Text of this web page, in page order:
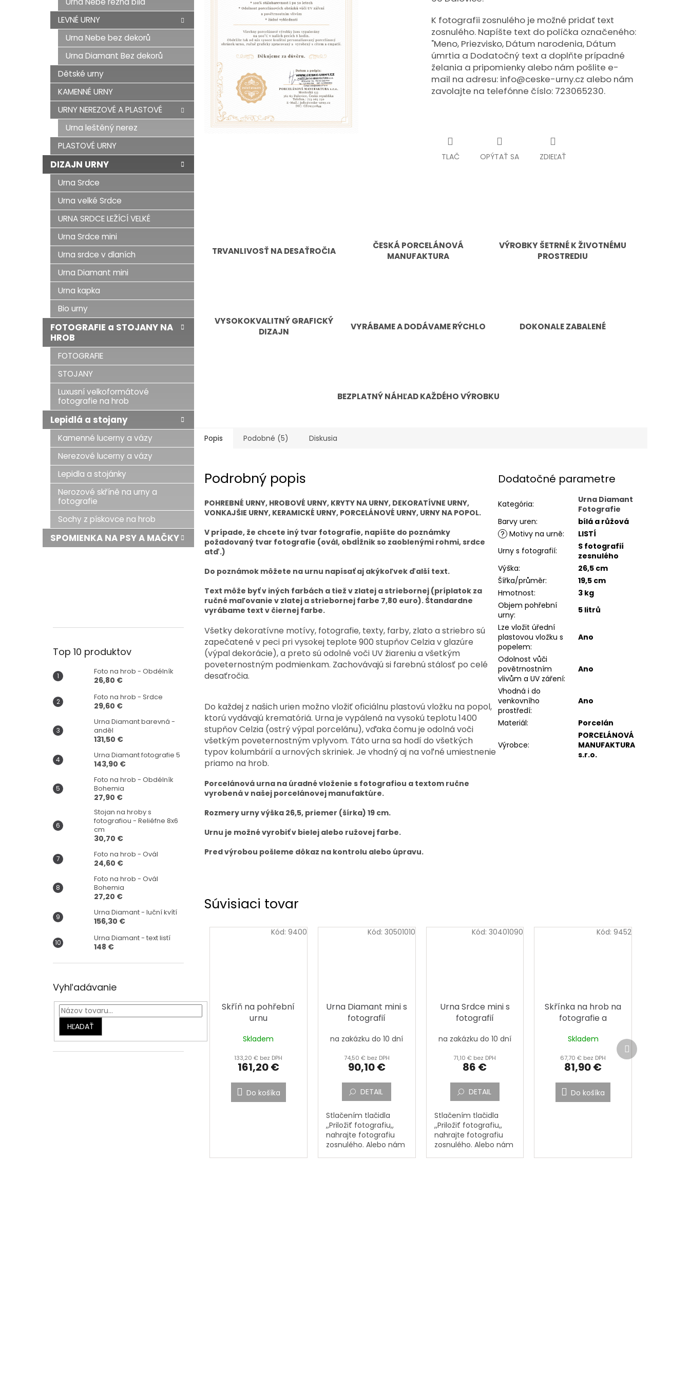
LEVNÉ URNY
Urna Nebe bez dekorů
Urna Diamant Bez dekorů
Dětské urny
KAMENNÉ URNY
URNY NEREZOVÉ A PLASTOVÉ
Urna leštěný nerez
PLASTOVÉ URNY
DIZAJN URNY
Urna Srdce
Urna velké Srdce
URNA SRDCE LEŽÍCÍ VELKÉ
Urna Srdce mini
Urna srdce v dlaních
Urna Diamant mini
Urna kapka
Bio urny
FOTOGRAFIE a STOJANY NA
HROB
FOTOGRAFIE
STOJANY
Luxusní velkoformátové
fotografie na hrob
Lepidlá a stojany
Kamenné lucerny a vázy
Nerezové lucerny a vázy
Lepidla a stojánky
Nerozové skříně na urny a
fotografie
Sochy z pískovce na hrob
SPOMIENKA NA PSY A MAČKY
Top 10 produktov
Foto na hrob - Obdélník
26,80 €
Foto na hrob - Srdce
29,60 €
Urna Diamant barevná -
anděl
131,50 €
Urna Diamant fotografie 5
143,90 €
Foto na hrob - Obdélník
Bohemia
27,90 €
Stojan na hroby s
fotografiou - Reliéfne 8x6
cm
30,70 €
Foto na hrob - Ovál
24,60 €
Foto na hrob - Ovál
Bohemia
27,20 €
Urna Diamant - luční kvítí
156,30 €
Urna Diamant - text listí
148 €
Vyhľadávanie
HĽADAŤ
K fotografii zosnulého je možné pridať text
zosnulého. Napíšte text do políčka označeného:
"Meno, Priezvisko, Dátum narodenia, Dátum
úmrtia a Dodatočný text a doplňte prípadné
želania a pripomienky alebo nám pošlite e-
mail na adresu: info@ceske-urny.cz alebo nám
zavolajte na telefónne číslo: 723065230.
TLAČ OPÝTAŤ SA ZDIEĽAŤ
TRVANLIVOSŤ NA DESAŤROČIA
ČESKÁ PORCELÁNOVÁ
MANUFAKTURA
VÝROBKY ŠETRNÉ K ŽIVOTNÉMU
PROSTREDIU
VYSOKOKVALITNÝ GRAFICKÝ
DIZAJN
VYRÁBAME A DODÁVAME RÝCHLO DOKONALE ZABALENÉ
BEZPLATNÝ NÁHĽAD KAŽDÉHO VÝROBKU
Súvisiaci tovar
Skříň na pohřební
urnu
Skladem
133,20 € bez DPH
161,20 €
Do košíka
Kód: 9400
Urna Diamant mini s
fotografií
na zakázku do 10 dní
74,50 € bez DPH
90,10 €
DETAIL
Stlačením tlačidla
,,Priložiť fotografiu,,
nahrajte fotografiu
zosnulého. Alebo nám
Kód: 30501010
Urna Srdce mini s
fotografií
na zakázku do 10 dní
71,10 € bez DPH
86 €
DETAIL
Stlačením tlačidla
,,Priložiť fotografiu,,
nahrajte fotografiu
zosnulého. Alebo nám
Kód:30401090
Skřínka na hrob na
fotografie a
Skladem
67,70 € bez DPH
81,90 €
Do košíka
Kód: 9452
Ďalší
produkt
Popis Podobné (5) Diskusia
Podrobný popis
POHREBNÉ URNY, HROBOVÉ URNY, KRYTY NA URNY, DEKORATÍVNE URNY,
VONKAJŠIE URNY, KERAMICKÉ URNY, PORCELÁNOVÉ URNY, URNY NA POPOL.
V prípade, že chcete iný tvar fotografie, napíšte do poznámky
požadovaný tvar fotografie (ovál, obdĺžnik so zaoblenými rohmi, srdce
atď.)
Do poznámok môžete na urnu napísať aj akýkoľvek ďalší text.
Text môže byť v iných farbách a tiež v zlatej a striebornej (príplatok za
ručné maľovanie v zlatej a striebornej farbe 7,80 euro). Štandardne
vyrábame text v čiernej farbe.
Všetky dekoratívne motívy, fotografie, texty, farby, zlato a striebro sú
zapečatené v peci pri vysokej teplote 900 stupňov Celzia v glazúre
(výpal dekorácie), a preto sú odolné voči UV žiareniu a všetkým
poveternostným podmienkam. Zachovávajú si farebnú stálosť po celé
desaťročia.
Do každej z našich urien možno vložiť oficiálnu plastovú vložku na popol,
ktorú vydávajú krematóriá. Urna je vypálená na vysokú teplotu 1400
stupňov Celzia (ostrý výpal porcelánu), vďaka čomu je odolná voči
všetkým poveternostným vplyvom. Táto urna sa hodí do všetkých
typov kolumbárií a urnových skriniek. Je vhodný aj na voľné umiestnenie
priamo na hrob.
Porcelánová urna na úradné vloženie s fotografiou a textom ručne
vyrobená v našej porcelánovej manufaktúre.
Rozmery urny výška 26,5, priemer (šírka) 19 cm.
Urnu je možné vyrobiť v bielej alebo ružovej farbe.
Pred výrobou pošleme dôkaz na kontrolu alebo úpravu.
Dodatočné parametre
Kategória:
Urna Diamant
Fotografie
Barvy uren:
bílá a růžová
? Motivy na urně:
LISTÍ
Urny s fotografií:
S fotografií
zesnulého
Výška:
26,5 cm
Šířka/průměr:
19,5 cm
Hmotnost:
3 kg
Objem pohřební
urny:
5 litrů
Lze vložit úřední
plastovou vložku s
popelem:
Ano
Odolnost vůči
povětrnostním
vlivům a UV záření:
Ano
Vhodná i do
venkovního
prostředí:
Ano
Materiál: Porcelán
Výrobce:
PORCELÁNOVÁ
MANUFAKTURA
s.r.o.